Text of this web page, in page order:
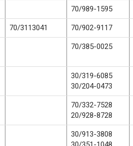
70/989-1595
70/3113041 70/902-9117
70/385-0025
30/319-6085
30/204-0473
70/332-7528
20/928-8728
30/913-3808